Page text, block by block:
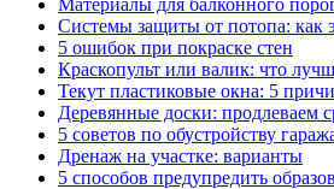
Системы защиты от потопа: как
5 ошибок при покраске стен
Краскопульт или валик: что
Текут пластиковые окна: 5
Деревянные доски: продлеваем
5 советов по обустройству
Дренаж на участке: варианты
5 способов предупредить